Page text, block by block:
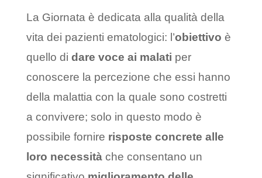
La Giornata è dedicata alla qualità della
vita dei pazienti ematologici: l’obiettivo è
quello di dare voce ai malati per
conoscere la percezione che essi hanno
della malattia con la quale sono costretti
a convivere; solo in questo modo è
possibile fornire risposte concrete alle
loro necessitàche consentano un